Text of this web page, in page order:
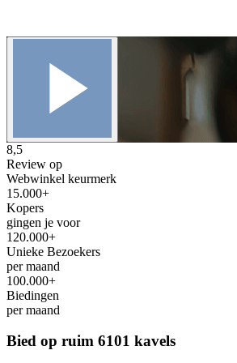
8,5
Review op
Webwinkel keurmerk
15.000+
Kopers
gingen je voor
120.000+
Unieke Bezoekers
per maand
100.000+
Biedingen
per maand
Bied op ruim 6101 kavels